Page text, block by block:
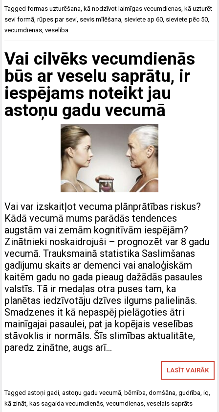
Taggedformas uzturēšana ,kā nodzīvot laimīgas vecumdienas ,kā uzturēt
sevi formā ,rūpes par sevi sevis mīlēšana sieviete ap 60 sieviete pēc 50
vecumdienas ,veselība
Vai cilvēks vecumdienās
būs ar veselu saprātu, ir
iespējams noteikt jau
astoņu gadu vecumā
Vai var izskaitļot vecuma plānprātības riskus?
Kādā vecumā mums parādās tendences
augstām vai zemām kognitīvām iespējām?
Zinātnieki noskaidrojuši – prognozēt var 8 gadu
vecumā. Trauksmainā statistika Saslimšanas
gadījumu skaits ar demenci vai analoģiskām
kaitēm gadu no gada pieaug dažādās pasaules
valstīs. Tā ir medaļas otra puses tam, ka
planētas iedzīvotāju dzīves ilgums palielinās.
Smadzenes it kā nepaspēj pielāgoties ātri
mainīgajai pasaulei, pat ja kopējais veselības
stāvoklis ir normāls. Šīs slimības aktualitāte,
paredz zinātne, augs arī…
LASĪT VAIRĀK
Taggedastoņi gadi,astoņu gadu vecumā, bērnība,domšāna,gudrība,iq,
kā zināt, kas sagaida vecumdienās,vecumdienas,veselais saprāts